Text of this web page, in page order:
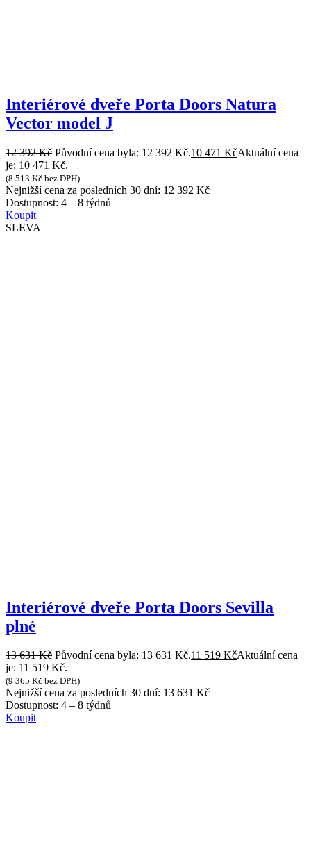
Interiérové dveře Porta Doors Natura
Vector model J
12 392Kč Původní cena byla: 12 392 Kč.10 471 KčAktuální cena
je: 10 471 Kč.
(8 513 Kč bez DPH)
Nejnižší cena za posledních 30 dní: 12 392 Kč
Dostupnost: 4 – 8 týdnů
Koupit
SLEVA
Interiérové dveře Porta Doors Sevilla
plné
13 631Kč Původní cena byla: 13 631 Kč.11 519 KčAktuální cena
je: 11 519 Kč.
(9 365 Kč bez DPH)
Nejnižší cena za posledních 30 dní: 13 631 Kč
Dostupnost: 4 – 8 týdnů
Koupit